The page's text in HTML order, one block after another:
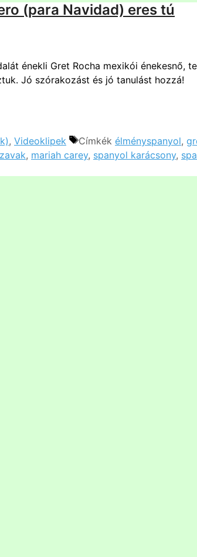
(para Navidad) eres tú
énekli Gret Rocha mexikói énekesnő,
Jó szórakozást és jó tanulást hozzá!
, Videoklipek Címkék élményspanyol,
, mariah carey, spanyol karácsony,